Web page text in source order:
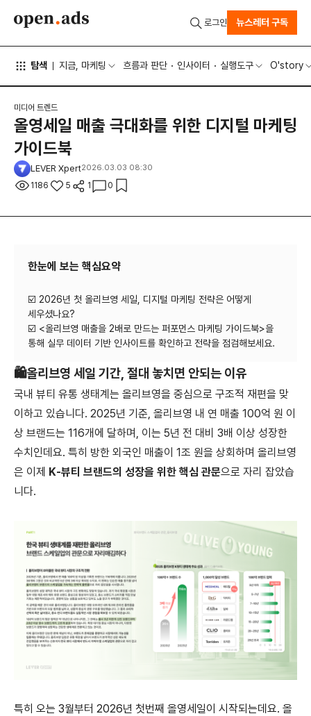
탐색 지금, 마케팅 흐름과 판단 인사이터 실행도구 O'story
로그인 뉴스레터 구독
미디어 트렌드
올영세일 매출 극대화를 위한 디지털 마케팅
가이드북
LEVER Xpert2026.03.03 08:30
1186 5 1 0
한눈에 보는 핵심요약
☑️ 2026년 첫 올리브영 세일, 디지털 마케팅 전략은 어떻게
세우셨나요?
☑️ <올리브영 매출을 2배로 만드는 퍼포먼스 마케팅 가이드북>을
🛍️올리브영 세일 기간, 절대 놓치면 안되는 이유
국내 뷰티 유통 생태계는 올리브영을 중심으로 구조적 재편을 맞
이하고 있습니다. 2025년 기준, 올리브영 내 연 매출 100억 원 이
상 브랜드는 116개에 달하며, 이는 5년 전 대비 3배 이상 성장한
수치인데요. 특히 방한 외국인 매출이 1조 원을 상회하며 올리브영
은 이제 K-뷰티 브랜드의 성장을 위한 핵심 관문으로 자리 잡았습
니다.
특히 오는 3월부터 2026년 첫번째 올영세일이 시작되는데요. 올